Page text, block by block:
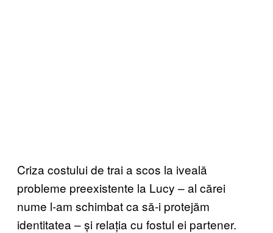
Criza costului de trai a scos la iveală
probleme preexistente la Lucy – al cărei
nume l-am schimbat ca să-i protejăm
identitatea – și relația cu fostul ei partener.